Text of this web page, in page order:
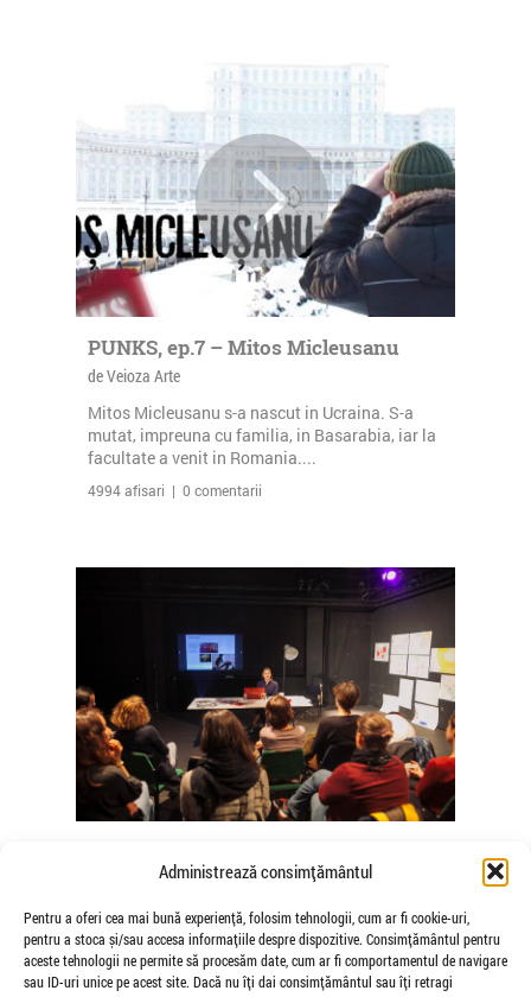
Administrează consimțământul
Pentru a oferi cea mai bună experiență, folosim tehnologii, cum ar fi cookie-uri,
pentru a stoca și/sau accesa informațiile despre dispozitive. Consimțământul pentru
aceste tehnologii ne permite să procesăm date, cum ar fi comportamentul de navigare
sau ID-uri unice pe acest site. Dacă nu îți dai consimțământul sau îți retragi
PUNKS, ep.7 – Mitos Micleusanu
de Veioza Arte
Mitos Micleusanu s-a nascut in Ucraina. S-a
mutat, impreuna cu familia, in Basarabia, iar la
facultate a venit in Romania....
4994 afisari | 0 comentarii
Somatice susținute de coregrafele
Mădălina Dan și Valentina De Piante
Niculae
de Veioza Arte